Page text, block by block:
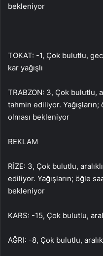
bekleniyor
TOKAT: -1, Çok bulutlu,
kar yağışlı
TRABZON: 3, Çok bulutlu,
tahmin ediliyor.
olması bekleniyor
REKLAM
RİZE: 3, Çok bulutlu,
ediliyor. Yağışların; öğle
bekleniyor
KARS: -15, Çok bulutlu,
AĞRI: -8, Çok bulutlu,